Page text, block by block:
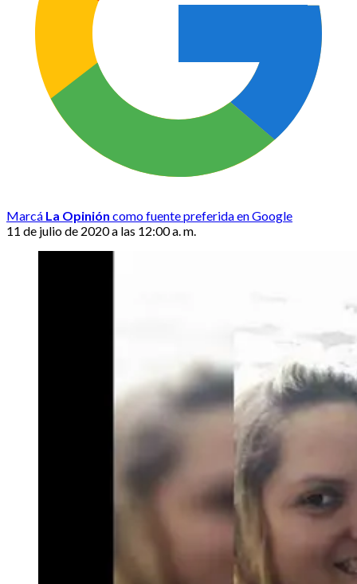
Marcá La Opinión como fuente preferida en Google
11 de julio de 2020 a las 12:00 a. m.